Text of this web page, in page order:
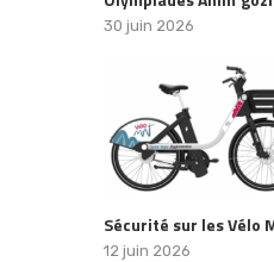
30 juin 2026
Sécurité sur les Vélo
12 juin 2026